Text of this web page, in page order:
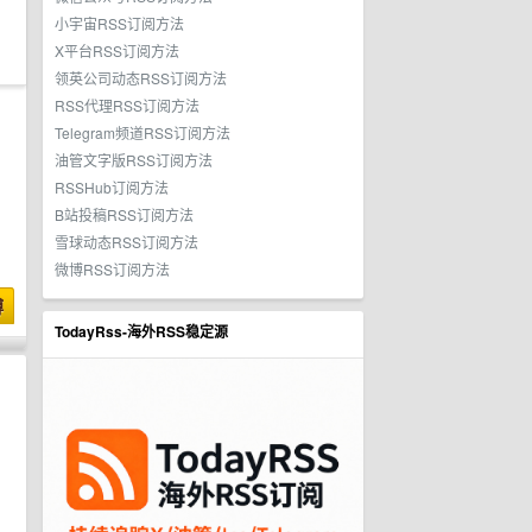
小宇宙RSS订阅方法
X平台RSS订阅方法
领英公司动态RSS订阅方法
RSS代理RSS订阅方法
Telegram频道RSS订阅方法
油管文字版RSS订阅方法
RSSHub订阅方法
B站投稿RSS订阅方法
雪球动态RSS订阅方法
微博RSS订阅方法
TodayRss-海外RSS稳定源